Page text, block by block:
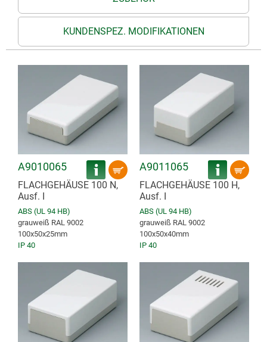
KUNDENSPEZ. MODIFIKATIONEN
A9010065
FLACHGEHÄUSE 100 N,
Ausf. I
ABS (UL 94 HB)
grauweiß RAL 9002
100x50x25mm
IP 40
A9011065
FLACHGEHÄUSE 100 H,
Ausf. I
ABS (UL 94 HB)
grauweiß RAL 9002
100x50x40mm
IP 40